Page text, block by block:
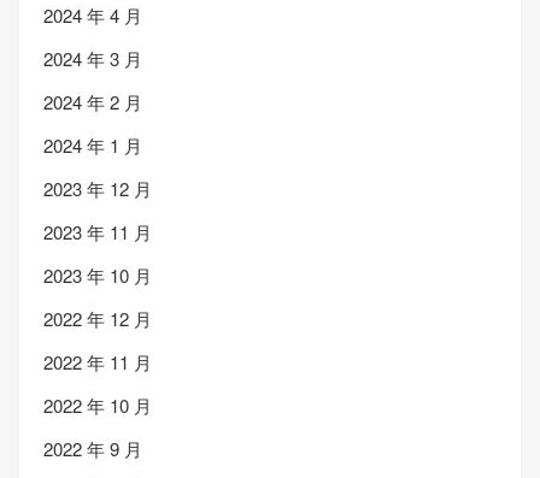
2024 年 4 月
2024 年 3 月
2024 年 2 月
2024 年 1 月
2023 年 12 月
2023 年 11 月
2023 年 10 月
2022 年 12 月
2022 年 11 月
2022 年 10 月
2022 年 9 月